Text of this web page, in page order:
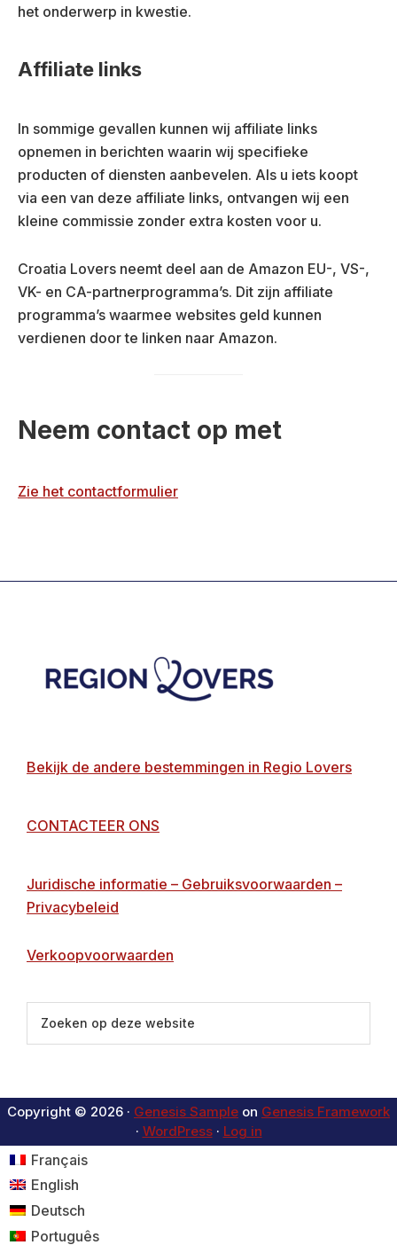
het onderwerp in kwestie.
Affiliate links
In sommige gevallen kunnen wij affiliate links
opnemen in berichten waarin wij specifieke
producten of diensten aanbevelen. Als u iets koopt
via een van deze affiliate links, ontvangen wij een
kleine commissie zonder extra kosten voor u.
Croatia Lovers neemt deel aan de Amazon EU-, VS-,
VK- en CA-partnerprogramma’s. Dit zijn affiliate
programma’s waarmee websites geld kunnen
verdienen door te linken naar Amazon.
Neem contact op met
Zie het contactformulier
Bekijk de andere bestemmingen in Regio Lovers
CONTACTEER ONS
Juridische informatie – Gebruiksvoorwaarden –
Privacybeleid
Verkoopvoorwaarden
Copyright © 2026 · Genesis Sample on Genesis Framework
· WordPress· Log in
Français
English
Deutsch
Português